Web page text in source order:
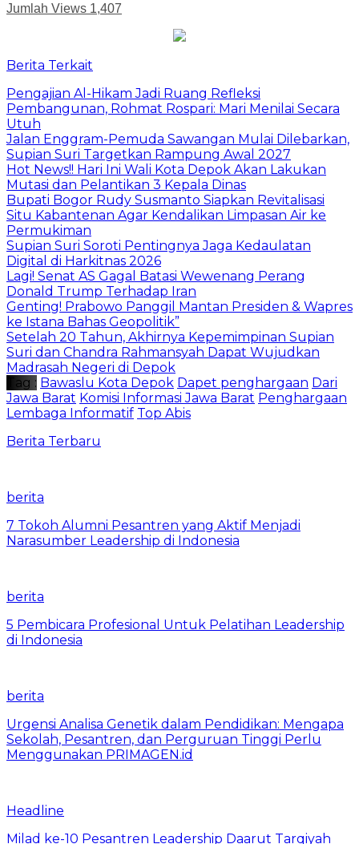
Jumlah Views 1,407
Berita Terkait
Pengajian Al-Hikam Jadi Ruang Refleksi
Pembangunan, Rohmat Rospari: Mari Menilai Secara
Utuh
Jalan Enggram-Pemuda Sawangan Mulai Dilebarkan,
Supian Suri Targetkan Rampung Awal 2027
Hot News!! Hari Ini Wali Kota Depok Akan Lakukan
Mutasi dan Pelantikan 3 Kepala Dinas
Bupati Bogor Rudy Susmanto Siapkan Revitalisasi
Situ Kabantenan Agar Kendalikan Limpasan Air ke
Permukiman
Supian Suri Soroti Pentingnya Jaga Kedaulatan
Digital di Harkitnas 2026
Lagi! Senat AS Gagal Batasi Wewenang Perang
Donald Trump Terhadap Iran
Genting! Prabowo Panggil Mantan Presiden & Wapres
ke Istana Bahas Geopolitik”
Setelah 20 Tahun, Akhirnya Kepemimpinan Supian
Suri dan Chandra Rahmansyah Dapat Wujudkan
Madrasah Negeri di Depok
Tag : Bawaslu Kota Depok Dapet penghargaan Dari
Jawa Barat Komisi Informasi Jawa Barat Penghargaan
Lembaga Informatif Top Abis
Berita Terbaru
berita
7 Tokoh Alumni Pesantren yang Aktif Menjadi
Narasumber Leadership di Indonesia
berita
5 Pembicara Profesional Untuk Pelatihan Leadership
di Indonesia
berita
Urgensi Analisa Genetik dalam Pendidikan: Mengapa
Sekolah, Pesantren, dan Perguruan Tinggi Perlu
Menggunakan PRIMAGEN.id
Headline
Milad ke-10 Pesantren Leadership Daarut Tarqiyah